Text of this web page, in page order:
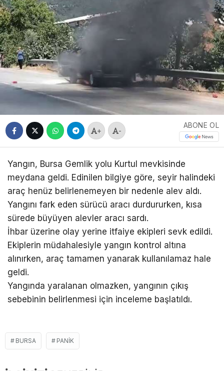
+ -
ABONE OL
Yangın, Bursa Gemlik yolu Kurtul mevkisinde
meydana geldi. Edinilen bilgiye göre, seyir halindeki
araç henüz belirlenemeyen bir nedenle alev aldı.
Yangını fark eden sürücü aracı durdururken, kısa
sürede büyüyen alevler aracı sardı.
İhbar üzerine olay yerine itfaiye ekipleri sevk edildi.
Ekiplerin müdahalesiyle yangın kontrol altına
alınırken, araç tamamen yanarak kullanılamaz hale
geldi.
Yangında yaralanan olmazken, yangının çıkış
sebebinin belirlenmesi için inceleme başlatıldı.
BURSA PANIK